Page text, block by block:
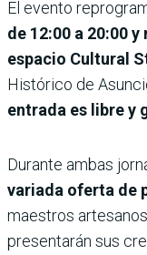
El evento
de 12:00 a 20:00 y
espacio Cultural
Histórico de
entrada es libre y
Durante ambas
variada oferta de
maestros
presentarán sus